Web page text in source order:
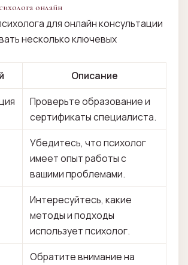
онлайн
для онлайн консультации
несколько ключевых
Описание
Проверьте образование и
сертификаты специалиста.
Убедитесь, что психолог
имеет опыт работы с
вашими проблемами.
Интересуйтесь, какие
методы и подходы
использует психолог.
Обратите внимание на